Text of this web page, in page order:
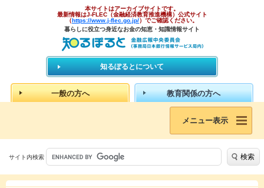
本サイトはアーカイブサイトです。
最新情報はJ-FLEC（金融経済教育推進機構）公式サイト
（https://www.j-flec.go.jp/）でご確認ください。
暮らしに役立つ身近なお金の知恵・知識情報サイト
知るぽるとについて
一般の方へ 教育関係の方へ
メニュー表示
サイト内検索 検索